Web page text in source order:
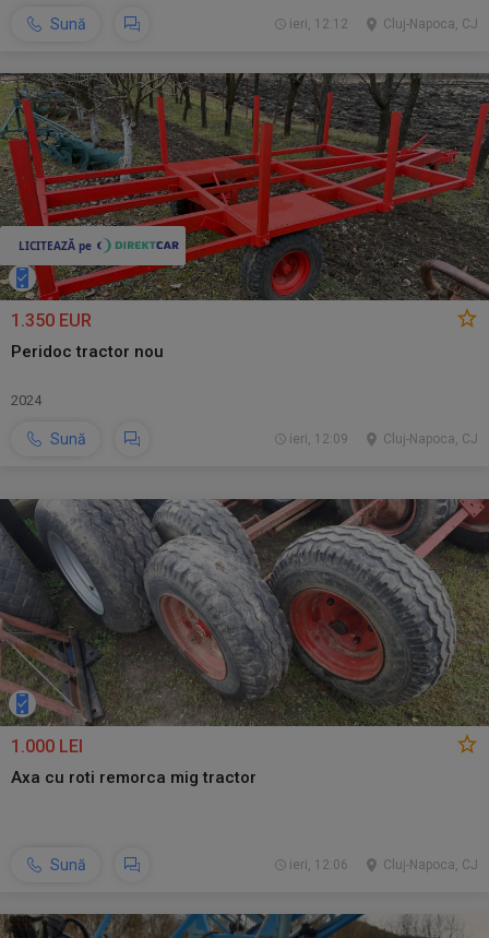
Sună Cluj-Napoca, CJ
ieri, 12:12
1.350 EUR
Peridoc tractor nou
2024
Sună Cluj-Napoca, CJ
ieri, 12:09
1.000 LEI
Axa cu roti remorca mig tractor
Sună Cluj-Napoca, CJ
ieri, 12:06